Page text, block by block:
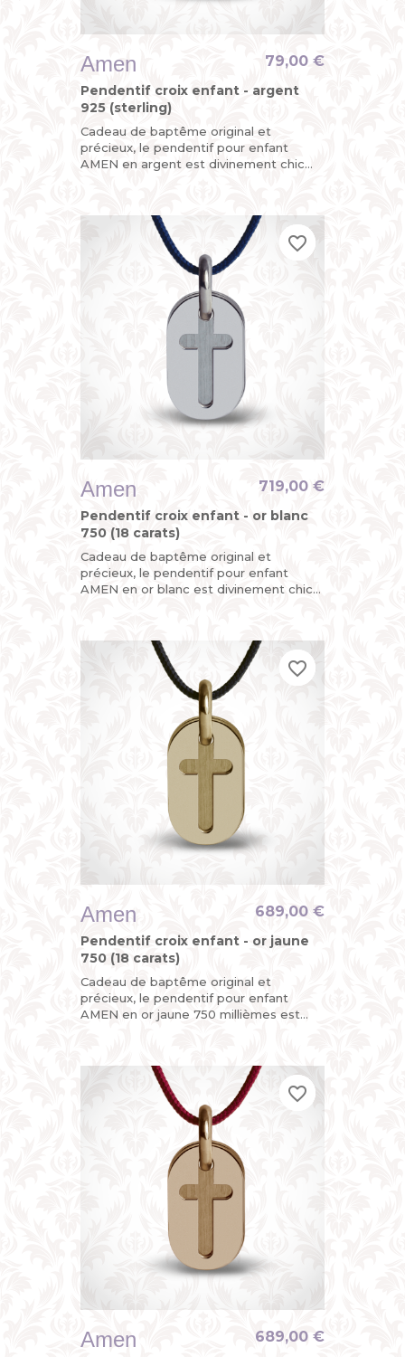
Amen
Pendentif croix enfant - argent
925 (sterling)
Cadeau de baptême original et
précieux, le pendentif pour enfant
AMEN en argent est divinement chic
79,00 €
Amen
Pendentif croix enfant - or blanc
750 (18 carats)
Cadeau de baptême original et
précieux, le pendentif pour enfant
AMEN en or blanc est divinement chic
719,00 €
favorite_border
favorite_border
favorite_border
Amen
Pendentif croix enfant - or jaune
750 (18 carats)
Cadeau de baptême original et
précieux, le pendentif pour enfant
AMEN en or jaune 750 millièmes est
mobiles,...
689,00 €
favorite_border
favorite_border
favorite_border
Amen 689,00 €
favorite_border
favorite_border
favorite_border